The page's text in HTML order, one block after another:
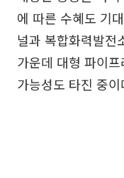
에 따른 수혜도 기
널과 복합화력발전
가운데 대형 파이
가능성도 타진 중이